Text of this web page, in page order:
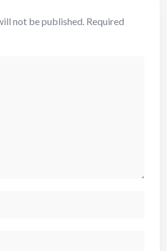
not be published. Required